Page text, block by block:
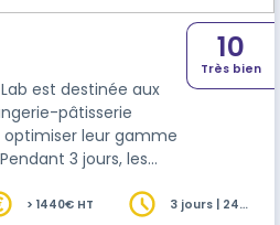
est destinée aux
pâtisserie
leur gamme
3 jours, les
production adaptées,
10
Très bien
> 1440€ HT
3 jours | 24